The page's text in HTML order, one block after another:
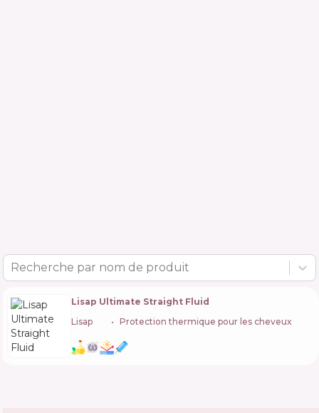
Recherche par nom de produit
Lisap Ultimate Straight Fluid
Lisap
Protection thermique pour les cheveux